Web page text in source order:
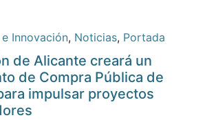
Innovación, Noticias, Portada
de Alicante creará un
de Compra Pública de
impulsar proyectos